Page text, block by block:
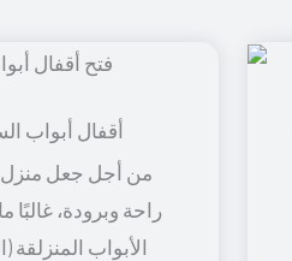
أقفال أبواب
من أجل جعل منزل
راحة وبرودة، غالبًا
الأبواب المنزلقة